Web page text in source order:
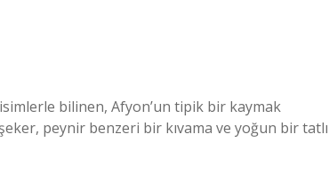
bilinen, Afyon’un tipik bir kaymak
peynir benzeri bir kıvama ve yoğun bir tatlı